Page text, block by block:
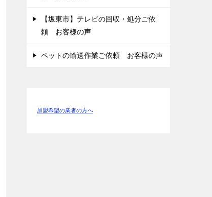
【坂東市】テレビの回収・処分ご依
頼 お客様の声
ペットの輸送作業ご依頼 お客様の声
加盟希望の業者の方へ